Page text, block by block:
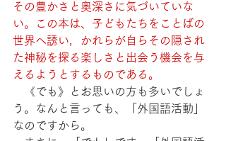
その豊かさと奥深さに気づいていな
い。この本は、子どもたちをことばの
世界へ誘い，かれらが自らその隠され
た神秘を探る楽しさと出会う機会を与
えるようとするものである。
《でも》とお思いの方も多いでしょ
う。なんと言っても、「外国語活動」
なのですから。